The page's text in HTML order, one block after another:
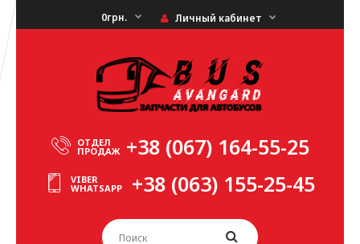
0грн. Личный кабинет
ОТДЕЛ
ПРОДАЖ +38 (067) 164-55-25
VIBER
WHATSAPP +38 (063) 155-25-45